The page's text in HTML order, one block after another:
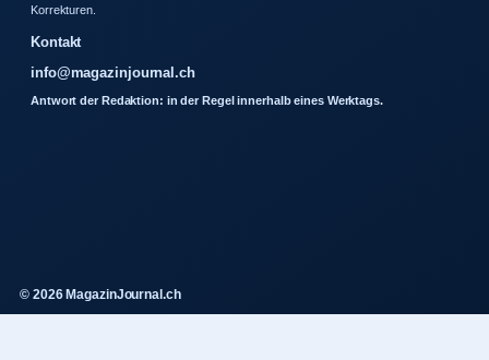
Korrekturen.
Kontakt
info@magazinjournal.ch
Antwort der Redaktion: in der Regel innerhalb eines Werktags.
© 2026 MagazinJournal.ch